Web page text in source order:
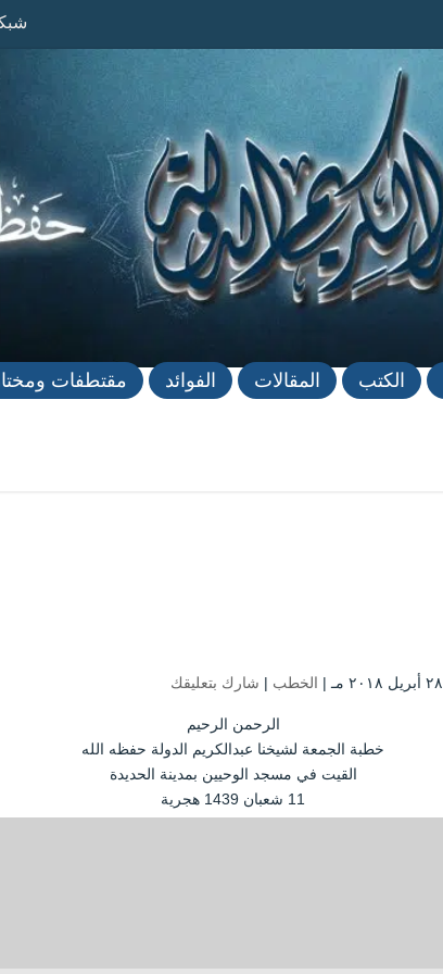
الكتب المقالات الفوائد مقتطفات
الخطب | شارك بتعليقك
الرحمن الرحيم
خطبة الجمعة لشيخنا عبدالكريم الدولة حفظه الله
القيت في مسجد الوحيين بمدينة الحديدة
11 شعبان 1439 هجرية